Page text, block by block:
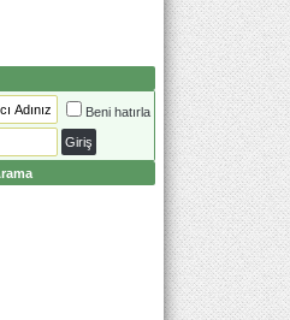
Beni hatırla